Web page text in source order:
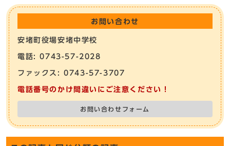
お問い合わせ
安堵町役場安堵中学校
電話: 0743-57-2028
ファックス: 0743-57-3707
電話番号のかけ間違いにご注意ください！
お問い合わせフォーム